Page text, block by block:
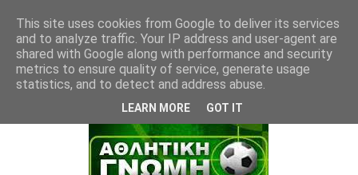
This site uses cookies from Google to deliver its services
and to analyze traffic. Your IP address and user-agent are
shared with Google along with performance and security
metrics to ensure quality of service, generate usage
statistics, and to detect and address abuse.
LEARN MORE GOT IT